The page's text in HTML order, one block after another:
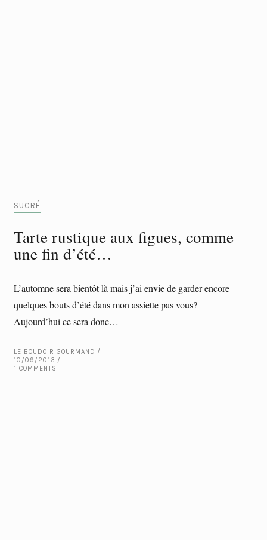
SUCRÉ
Tarte rustique aux figues, comme
une fin d’été…
L’automne sera bientôt là mais j’ai envie de garder encore
quelques bouts d’été dans mon assiette pas vous?
Aujourd’hui ce sera donc…
LE BOUDOIR GOURMAND
10/09/2013
1 COMMENTS